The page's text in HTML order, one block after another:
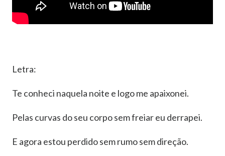
Letra:
Te conheci naquela noite e logo me apaixonei.
Pelas curvas do seu corpo sem freiar eu derrapei.
E agora estou perdido sem rumo sem direção.